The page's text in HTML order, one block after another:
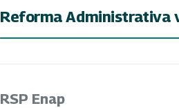
Reforma Administrativa
RSP Enap